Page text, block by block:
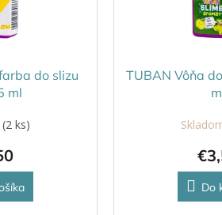
do slizu
ml
(2 ks)
TUBAN Vôňa
Do